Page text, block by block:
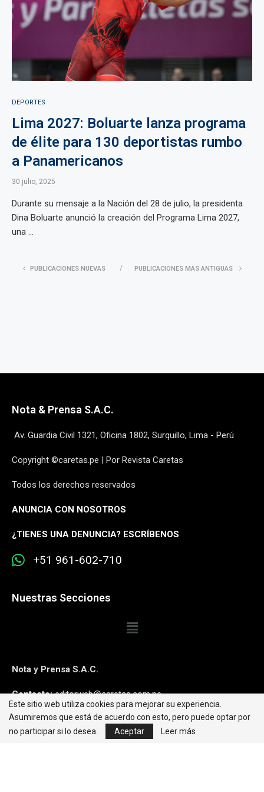
DEPORTES
Lima 2027: Boluarte lanza programa
de élite para 130 deportistas rumbo
a Panamericanos
30 julio, 2025
Durante su mensaje a la Nación del 28 de julio, la presidenta
Dina Boluarte anunció la creación del Programa Lima 2027,
una ...
PUBLICACIONES NUEVAS PUBLICACIONES MÁS ANTIGUAS
Nota & Prensa S.A.C.
Av. Guardia Civil 1321, Oficina 1802, Surquillo, Lima - Perú
Copyright ©caretas.pe | Por Revista Caretas
Todos los derechos reservados
ANUNCIA CON NOSOTROS
¿TIENES UNA DENUNCIA? ESCRÍBENOS
+51 961-602-710
Nuestras Secciones
Nota y Prensa S.A.C.
Contacto:editorweb@caretas.com.pe
Síguenos:
Este sitio web utiliza cookies para mejorar su experiencia.
Asumiremos que está de acuerdo con esto, pero puede optar por
no participar si lo desea.
Aceptar Leer más